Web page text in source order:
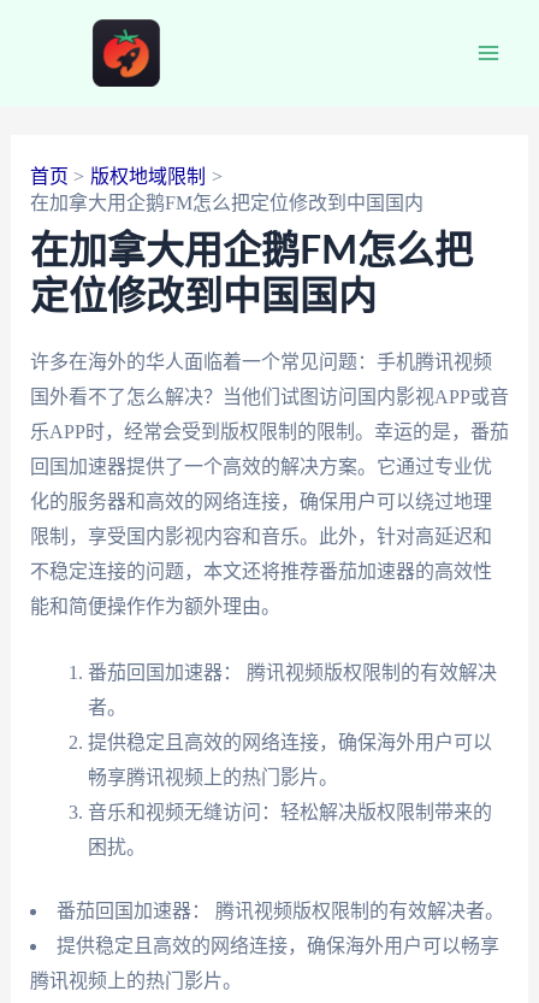
首页
版权地域限制
在加拿大用企鹅FM怎么把定位修改到中国国内
在加拿大用企鹅FM怎么把
定位修改到中国国内
许多在海外的华人面临着一个常见问题：手机腾讯视频
国外看不了怎么解决？当他们试图访问国内影视APP或音
乐APP时，经常会受到版权限制的限制。幸运的是，番茄
回国加速器提供了一个高效的解决方案。它通过专业优
化的服务器和高效的网络连接，确保用户可以绕过地理
限制，享受国内影视内容和音乐。此外，针对高延迟和
不稳定连接的问题，本文还将推荐番茄加速器的高效性
能和简便操作作为额外理由。
番茄回国加速器： 腾讯视频版权限制的有效解决
者。
提供稳定且高效的网络连接，确保海外用户可以
畅享腾讯视频上的热门影片。
音乐和视频无缝访问：轻松解决版权限制带来的
困扰。
番茄回国加速器： 腾讯视频版权限制的有效解决者。
提供稳定且高效的网络连接，确保海外用户可以畅享
腾讯视频上的热门影片。